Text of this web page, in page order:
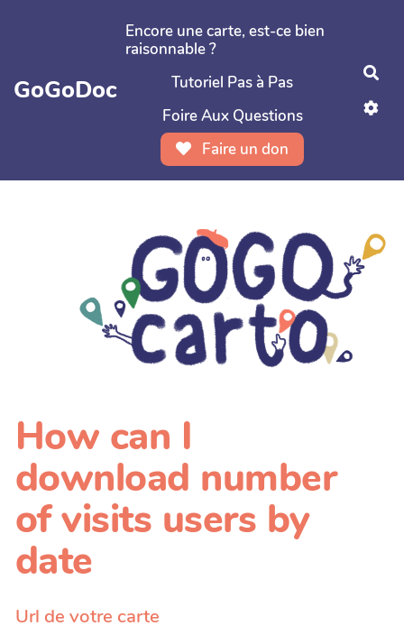
Aller au contenu principal
GoGoDoc
Encore une carte, est-ce bien
raisonnable ?
Tutoriel Pas à Pas
Foire Aux Questions
Faire un don
How can I
download number
of visits users by
date
Url de votre carte